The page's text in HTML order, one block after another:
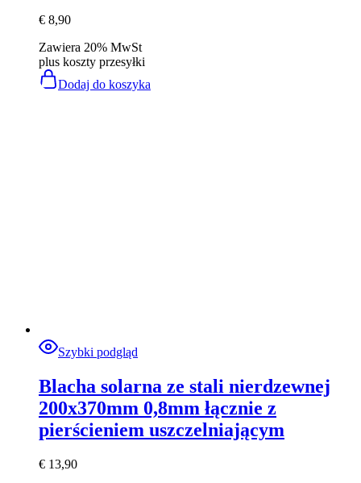
€ 8,90
Zawiera 20% MwSt
plus koszty przesyłki
Dodaj do koszyka
Szybki podgląd
Blacha solarna ze stali nierdzewnej
200x370mm 0,8mm łącznie z
pierścieniem uszczelniającym
€ 13,90